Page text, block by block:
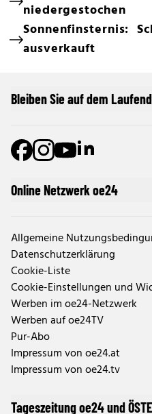
niedergestochen
Sonnenfinsternis:
ausverkauft
Online Netzwerk oe24
Allgemeine
Datenschutzerklärung
Cookie-Liste
Cookie-Einstellungen und
Werben im oe24-Netzwerk
Werben auf oe24TV
Pur-Abo
Impressum von oe24.at
Impressum von oe24.tv
Tageszeitung oe24 und
Bleiben Sie auf dem